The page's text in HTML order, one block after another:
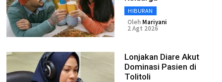
HIBURAN
Oleh Mariyani
2 Agt 2026
Lonjakan Diare Akut
Dominasi Pasien di
Tolitoli